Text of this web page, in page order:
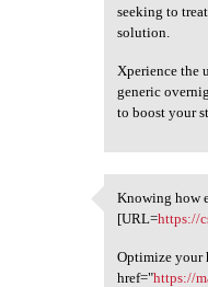
seeking to
solution.
Xperience the
generic
to boost your
Knowing
Knowing how
[URL=https://
Optimize your
href="https://